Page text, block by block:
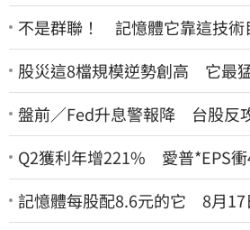
不是群聯！ 記憶體它靠這技術
股災這8檔規模逆勢創高 它最
盤前／Fed升息警報降 台股反
Q2獲利年增221% 愛普*EPS衝
記憶體每股配8.6元的它 8月17